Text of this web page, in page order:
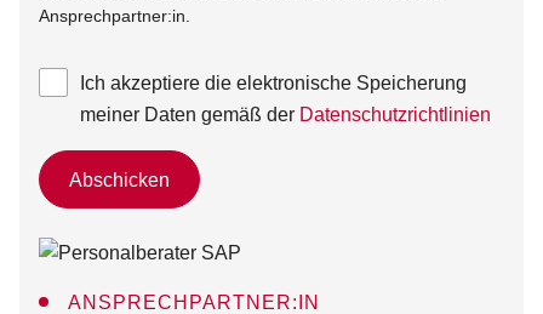
Ansprechpartner:in.
Ich akzeptiere die elektronische Speicherung
meiner Daten gemäß der Datenschutzrichtlinien
Abschicken
ANSPRECHPARTNER:IN